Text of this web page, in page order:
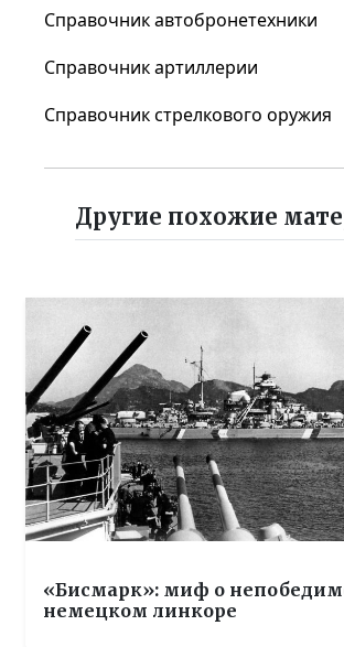
Справочник автобронетехники
Справочник артиллерии
Справочник стрелкового оружия
Другие похожие
«Бисмарк»: миф о
немецком линкоре